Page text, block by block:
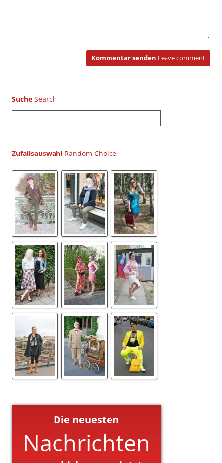
Kommentar senden Leave comment
Suche
u
h
Zufallsauswahl
Die neuesten
Nachrichten